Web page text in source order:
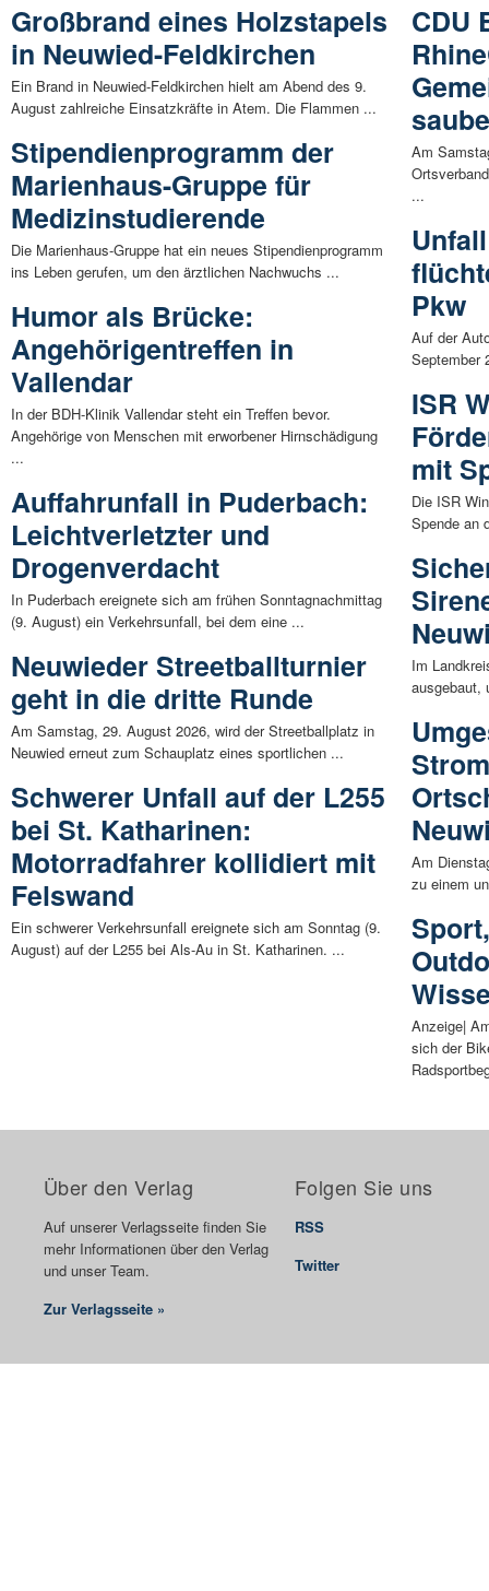
Großbrand eines Holzstapels
in Neuwied-Feldkirchen
Ein Brand in Neuwied-Feldkirchen hielt am Abend des 9.
August zahlreiche Einsatzkräfte in Atem. Die Flammen ...
Stipendienprogramm der
Marienhaus-Gruppe für
Medizinstudierende
Die Marienhaus-Gruppe hat ein neues Stipendienprogramm
ins Leben gerufen, um den ärztlichen Nachwuchs ...
Humor als Brücke:
Angehörigentreffen in
Vallendar
In der BDH-Klinik Vallendar steht ein Treffen bevor.
Angehörige von Menschen mit erworbener Hirnschädigung
...
Auffahrunfall in Puderbach:
Leichtverletzter und
Drogenverdacht
In Puderbach ereignete sich am frühen Sonntagnachmittag
(9. August) ein Verkehrsunfall, bei dem eine ...
Neuwieder Streetballturnier
geht in die dritte Runde
Am Samstag, 29. August 2026, wird der Streetballplatz in
Neuwied erneut zum Schauplatz eines sportlichen ...
Schwerer Unfall auf der L255
bei St. Katharinen:
Motorradfahrer kollidiert mit
Felswand
Ein schwerer Verkehrsunfall ereignete sich am Sonntag (9.
August) auf der L255 bei Als-Au in St. Katharinen. ...
CDU
Am
...
Pkw
Auf der
September
ISR
mit
Die ISR
Spende an
Im
ausgebaut,
Am
zu einem
Anzeige|
sich der
Über den Verlag
Auf unserer Verlagsseite finden Sie
mehr Informationen über den Verlag
und unser Team.
Zur Verlagsseite »
Folgen Sie uns
RSS
Twitter